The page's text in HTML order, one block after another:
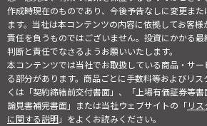
作成時現在のものであり、今後予告なしに変更ま
ます。当社は本コンテンツの内容に依拠してお客
責任を負うものではございません。投資にかかる
判断と責任でなさるようお願いいたします。
本コンテンツでは当社でお取扱している商品・サ
る部分があります。商品ごとに手数料等およびリ
くは「契約締結前交付書面」、「上場有価証券等
論見書補完書面」または当社ウェブサイトの「リ
に関する説明」をよくお読みください。